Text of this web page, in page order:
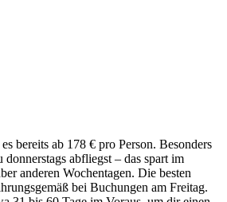
bereits ab 178 € pro Person. Besonders
abfliegst – das spart im
anderen Wochentagen. Die besten
bei Buchungen am Freitag.